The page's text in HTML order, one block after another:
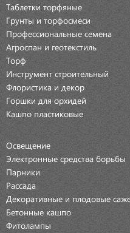
Таблетки торфяные
Грунты и торфосмеси
Профессиональные семена
Агроспан и геотекстиль
Торф
Инструмент строительный
Флористика и декор
Горшки для орхидей
Кашпо пластиковые
Освещение
Электронные средства борьбы
Парники
Рассада
Декоративные и плодовые
Бетонные кашпо
Фитолампы